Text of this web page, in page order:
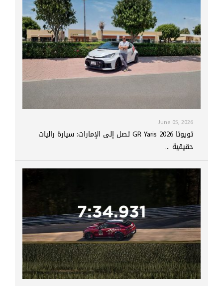
June 05, 2026
تويوتا GR Yaris 2026 تصل إلى الإمارات: سيارة راليات
حقيقية ...